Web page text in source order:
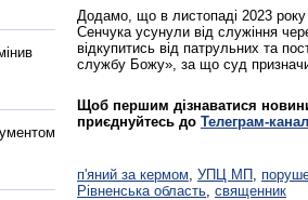
Додамо, що в листопаді 2023
Сенчука усунули від служіння
відкупитись від патрульних та
службу Божу», за що суд
Щоб першим дізнаватися новини
приєднуйтесь до Телеграм-
п'яний за кермом, УПЦ МП ,
Рівненська область, священник